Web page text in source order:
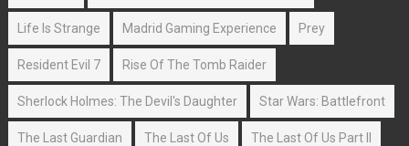
Life Is Strange Madrid Gaming Experience Prey
Resident Evil 7 Rise Of The Tomb Raider
Sherlock Holmes: The Devil's Daughter Star Wars: Battlefront
The Last Guardian The Last Of Us The Last Of Us Part II